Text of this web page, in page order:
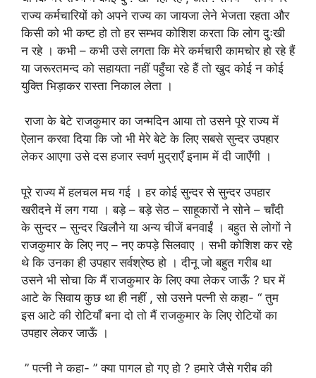
राज्य कर्मचारियों को अपने राज्य का जायजा लेने भेजता रहता और
किसी को भी कष्ट हो तो हर सम्भव कोशिश करता कि लोग दुःखी
न रहे । कभी – कभी उसे लगता कि मेरे कर्मचारी कामचोर हो रहे हैं
या जरूरतमन्द को सहायता नहीं पहुँचा रहे हैं तो खुद कोई न कोई
युक्ति भिड़ाकर रास्ता निकाल लेता ।
राजा के बेटे राजकुमार का जन्मदिन आया तो उसने पूरे राज्य में
ऐलान करवा दिया कि जो भी मेरे बेटे के लिए सबसे सुन्दर उपहार
लेकर आएगा उसे दस हजार स्वर्ण मुद्राएँ इनाम में दी जाएँगी ।
पूरे राज्य में हलचल मच गई । हर कोई सुन्दर से सुन्दर उपहार
खरीदने में लग गया । बड़े – बड़े सेठ – साहूकारों ने सोने – चाँदी
के सुन्दर – सुन्दर खिलौने या अन्य चीजें बनवाईं । बहुत से लोगों ने
राजकुमार के लिए नए – नए कपड़े सिलवाए । सभी कोशिश कर रहे
थे कि उनका ही उपहार सर्वश्रेष्ठ हो । दीनू जो बहुत गरीब था
उसने भी सोचा कि मैं राजकुमार के लिए क्या लेकर जाऊँ ? घर में
आटे के सिवाय कुछ था ही नहीं , सो उसने पत्नी से कहा- “ तुम
इस आटे की रोटियाँ बना दो तो मैं राजकुमार के लिए रोटियों का
उपहार लेकर जाऊँ ।
” पत्नी ने कहा- ” क्या पागल हो गए हो ? हमारे जैसे गरीब की